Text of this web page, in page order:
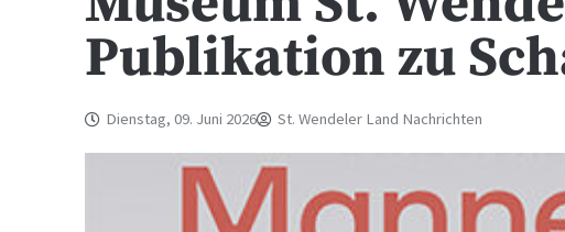
Publikation zu
Dienstag, 09. Juni 2026 St. Wendeler Land Nachrichten